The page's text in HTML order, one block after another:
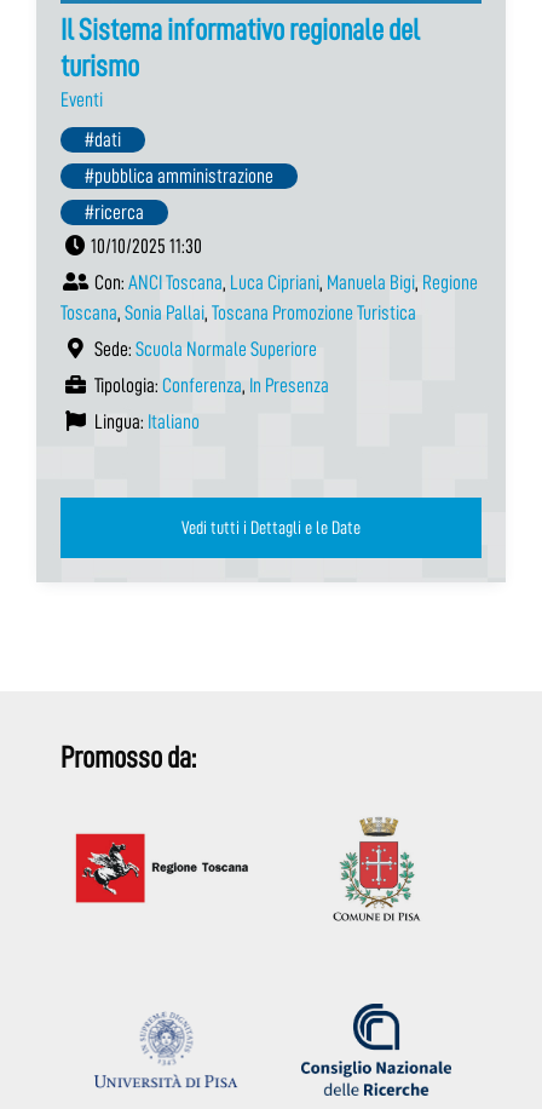
Il Sistema informativo regionale del
turismo
Eventi
#dati
#pubblica amministrazione
#ricerca
10/10/2025 11:30
Con: ANCI Toscana, Luca Cipriani, Manuela Bigi, Regione
Toscana, Sonia Pallai, Toscana Promozione Turistica
Sede: Scuola Normale Superiore
Tipologia: Conferenza, In Presenza
Lingua: Italiano
Vedi tutti i Dettagli e le Date
Promosso da: